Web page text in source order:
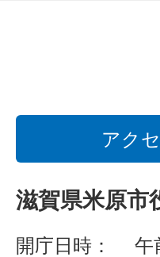
アク
滋賀県米原市
開庁日時：
午